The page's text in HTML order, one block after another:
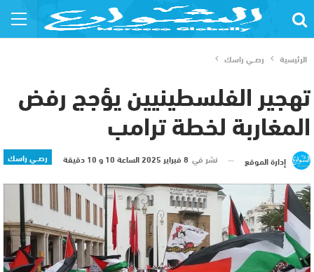
الرئيسية رصــي راسك
تهجير الفلسطينيين يؤجج رفض
المغاربة لخطة ترامب
رصــي راسك إدارة الموقع نشر في 8 فبراير 2025 الساعة 10 و 10 دقيقة